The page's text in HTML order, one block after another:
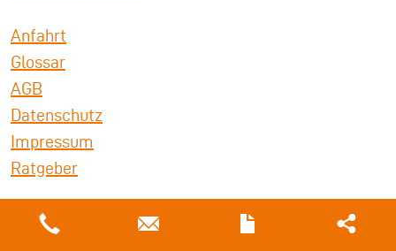
Anfahrt
Glossar
AGB
Datenschutz
Impressum
Ratgeber